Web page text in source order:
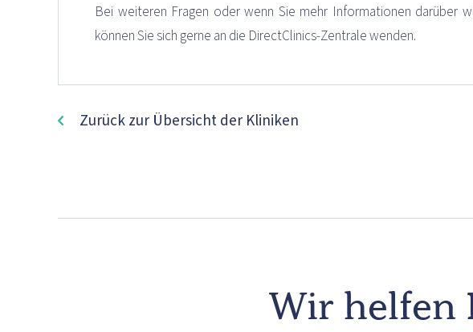
Bei weiteren Fragen oder wenn Sie mehr Informationen darüber
können Sie sich gerne an die DirectClinics-Zentrale wenden.
Zurück zur Übersicht der Kliniken
Wir helfen